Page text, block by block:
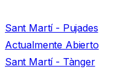
Sant Martí - Pujades
Actualmente Abierto
Sant Martí - Tànger